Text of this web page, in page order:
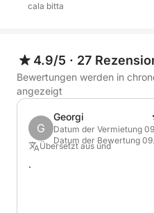
cala bitta
4.9/5 · 27
Bewertungen werden in
angezeigt
G
Georgi
Datum der Vermietung
Datum der Bewertung
Übersetzt aus und
.